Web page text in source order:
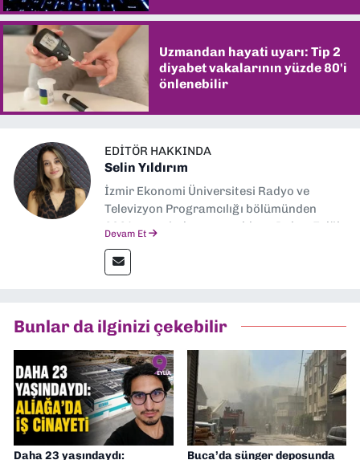
Uzmandan hayati uyarı: Tip 2
diyabet vakalarının yüzde 80'i
önlenebilir
EDITÖR HAKKINDA
Selin Yıldırım
İzmir Ekonomi Üniversitesi Radyo ve
Televizyon Programcılığı bölümünden
2024 senesinde mezun oldum. Dokuz Eylül
editörlük görevini de üstleniyorum.
Devam Et
Bunlar da ilginizi çekebilir
Daha 23 yaşındaydı:
Buca’da sünger deposunda